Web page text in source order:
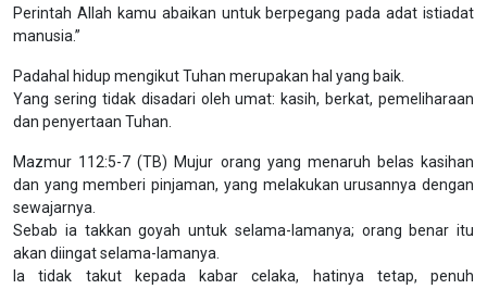
Perintah Allah kamu abaikan untuk berpegang pada adat istiadat
manusia.”
Padahal hidup mengikut Tuhan merupakan hal yang baik.
Yang sering tidak disadari oleh umat: kasih, berkat, pemeliharaan
dan penyertaan Tuhan.
Mazmur 112:5-7 (TB) Mujur orang yang menaruh belas kasihan
dan yang memberi pinjaman, yang melakukan urusannya dengan
sewajarnya.
Sebab ia takkan goyah untuk selama-lamanya; orang benar itu
akan diingat selama-lamanya.
Ia tidak takut kepada kabar celaka, hatinya tetap, penuh